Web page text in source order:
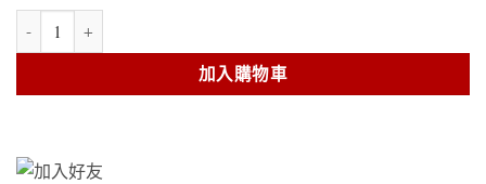
LienViolins 小提琴 #VN580 數量
加入購物車